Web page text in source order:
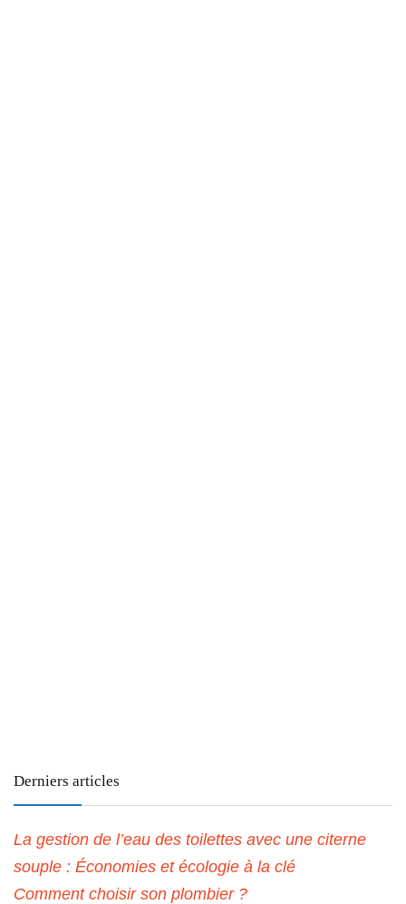
Derniers articles
La gestion de l’eau des toilettes avec une citerne
souple : Économies et écologie à la clé
Comment choisir son plombier ?